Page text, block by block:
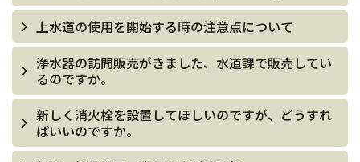
上水道の使用を開始する時の注意点について
浄水器の訪問販売がきました、水道課で販売してい
るのですか。
新しく消火栓を設置してほしいのですが、どうすれ
ばいいのですか。